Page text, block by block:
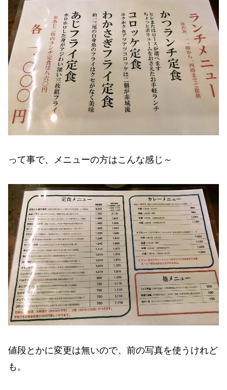
って事で、メニューの方はこんな感じ～
値段とかに変更は無いので、前の写真を使うけれど
も。